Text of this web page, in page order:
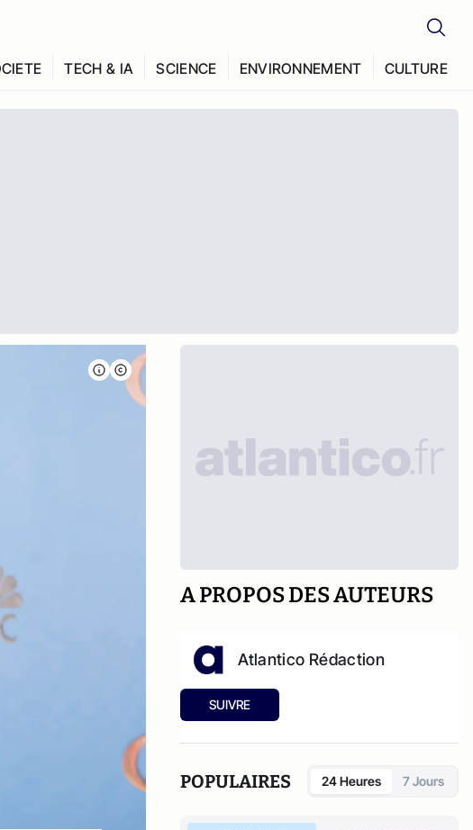
TECH & IA SCIENCE ENVIRONNEMENT CULTURE
A PROPOS DES AUTEURS
Atlantico Rédaction
SUIVRE
POPULAIRES 24 Heures 7 Jours